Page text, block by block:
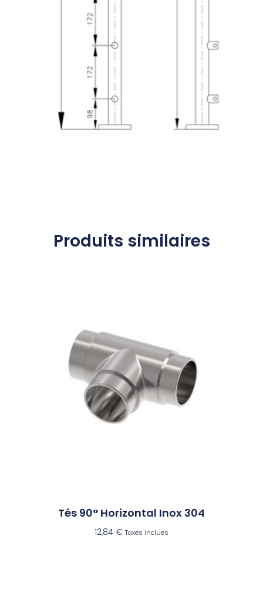
Produits similaires
Tés 90° Horizontal Inox 304
12,84 € Taxes inclues